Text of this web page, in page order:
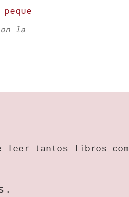
la
leer tantos libros